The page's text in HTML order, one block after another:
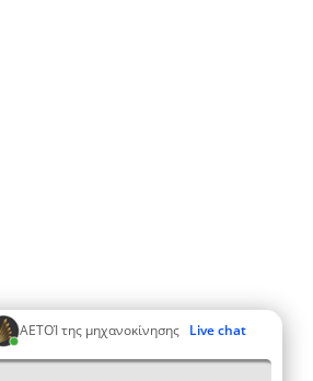
ΑΕΤΟΊ της μηχανοκίνησης Live chat